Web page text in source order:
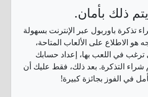
ذلك بأمان.
تذكرة باوربول عبر الإنترنت بسهولة
هو الاطلاع على الألعاب المتاحة،
ترغب في اللعب بها، إعداد حسابك
التذكرة. بعد ذلك، فقط عليك أن
في الفوز بجائزة كبيرة!